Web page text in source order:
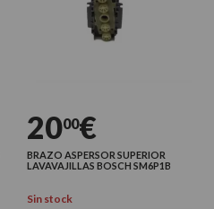
2000€
BRAZO ASPERSOR SUPERIOR
LAVAVAJILLAS BOSCH SM6P1B
Sin stock